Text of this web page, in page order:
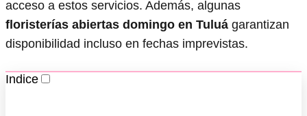
acceso a estos servicios. Además, algunas
floristerías abiertas domingo en Tuluá garantizan
disponibilidad incluso en fechas imprevistas.
Indice